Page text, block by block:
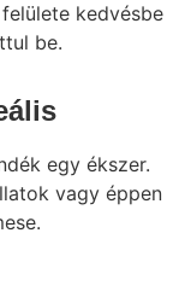
kedvésbe
be.
egy ékszer.
vagy éppen